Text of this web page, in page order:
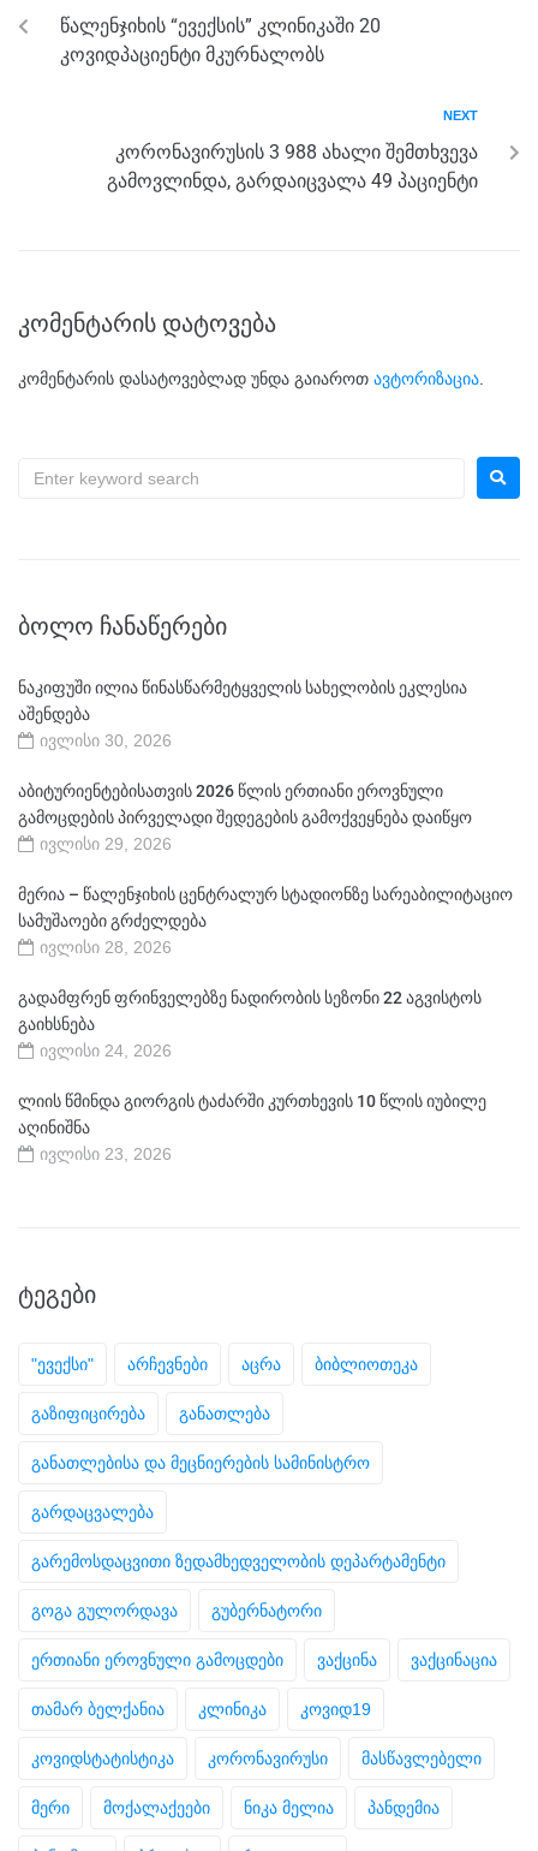
o
o
g
er
m p
p
წალენჯიხის “ევექსის” კლინიკაში 20
კოვიდპაციენტი მკურნალობს
NEXT
კორონავირუსის 3 988 ახალი შემთხვევა
გამოვლინდა, გარდაიცვალა 49 პაციენტი
კომენტარის დატოვება
კომენტარის დასატოვებლად უნდა გაიაროთ ავტორიზაცია
ᲑᲝᲚᲝ ᲩᲐᲜᲐᲬᲔᲠᲔᲑᲘ
ნაკიფუში ილია წინასწარმეტყველის სახელობის ეკლესია
აშენდება
ივლისი 30, 2026
აბიტურიენტებისათვის 2026 წლის ერთიანი ეროვნული
გამოცდების პირველადი შედეგების გამოქვეყნება დაიწყო
ივლისი 29, 2026
მერია – წალენჯიხის ცენტრალურ სტადიონზე სარეაბილიტაციო
სამუშაოები გრძელდება
ივლისი 28, 2026
გადამფრენ ფრინველებზე ნადირობის სეზონი 22 აგვისტოს
გაიხსნება
ივლისი 24, 2026
ლიის წმინდა გიორგის ტაძარში კურთხევის 10 წლის იუბილე
აღინიშნა
ივლისი 23, 2026
ᲢᲔᲒᲔᲑᲘ
"ევექსი" არჩევნები აცრა ბიბლიოთეკა
გაზიფიცირება განათლება
განათლებისა და მეცნიერების სამინისტრო
გარდაცვალება
გარემოსდაცვითი ზედამხედველობის დეპარტამენტი
გოგა გულორდავა გუბერნატორი
ერთიანი ეროვნული გამოცდები ვაქცინა ვაქცინაცია
თამარ ბელქანია კლინიკა კოვიდ19
კოვიდსტატისტიკა კორონავირუსი მასწავლებელი
მერი მოქალაქეები ნიკა მელია პანდემია